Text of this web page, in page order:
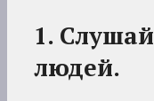
1.
людей.